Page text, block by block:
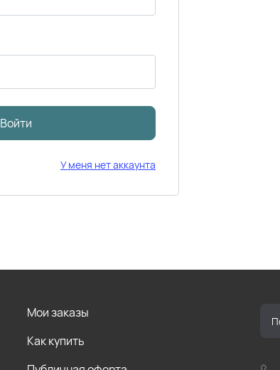
Войти
У меня нет аккаунта
Мои заказы
Как купить